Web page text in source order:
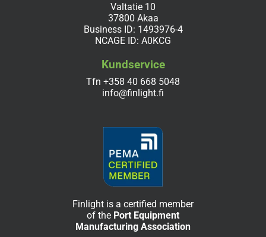
Valtatie 10
37800 Akaa
Business ID: 1493976-4
NCAGE ID: A0KCG
Kundservice
Tfn +358 40 668 5048
info@finlight.fi
Finlight is a certified member
of the Port Equipment
Manufacturing Association